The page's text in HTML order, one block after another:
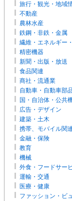
旅行・観光・地域
不動産
農林水産
鉄鋼・非鉄・金属
繊維・エネルギー
精密機器
新聞・出版・放送
食品関連
商社・流通業
自動車・自動車部
国・自治体・公共
広告・デザイン
建築・土木
携帯、モバイル関
金融・保険
教育
機械
外食・フードサー
運輸・交通
医療・健康
ファッション・ビ